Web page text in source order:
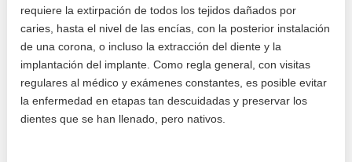
requiere la extirpación de todos los tejidos dañados por
caries, hasta el nivel de las encías, con la posterior instalación
de una corona, o incluso la extracción del diente y la
implantación del implante. Como regla general, con visitas
regulares al médico y exámenes constantes, es posible evitar
la enfermedad en etapas tan descuidadas y preservar los
dientes que se han llenado, pero nativos.